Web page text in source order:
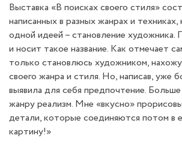
Выставка «В поисках своего стиля»
написанных в разных жанрах и
одной идеей – становление художника.
и носит такое название. Как отмечает
только становлюсь художником,
своего жанра и стиля. Но, написав, уже
выявила для себя предпочтение. Больше
жанру реализм. Мне «вкусно»
детали, которые соединяются потом в
картину!»